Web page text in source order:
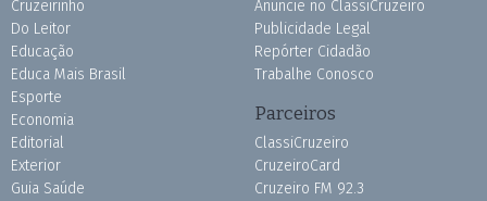
Cruzeirinho
Do Leitor
Educação
Educa Mais Brasil
Esporte
Economia
Editorial
Exterior
Guia Saúde
Anuncie no ClassiCruzeiro
Publicidade Legal
Repórter Cidadão
Trabalhe Conosco
Parceiros
ClassiCruzeiro
CruzeiroCard
Cruzeiro FM 92.3